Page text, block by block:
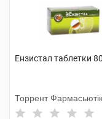
Ензистал таблетки
Торрент